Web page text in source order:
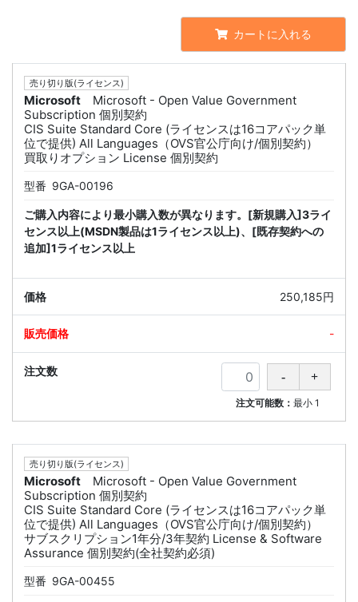
カートに入れる
売り切り版(ライセンス)
Microsoft
Microsoft - Open Value Government
Subscription 個別契約
CIS Suite Standard Core (ライセンスは16コアパック単
位で提供) All Languages（OVS官公庁向け/個別契約）
買取りオプション License 個別契約
型番 9GA-00196
ご購入内容により最小購入数が異なります。[新規購入]3ライ
センス以上(MSDN製品は1ライセンス以上)、[既存契約への
追加]1ライセンス以上
250,185円
-
注文可能数：最小 1
売り切り版(ライセンス)
Microsoft
Microsoft - Open Value Government
Subscription 個別契約
CIS Suite Standard Core (ライセンスは16コアパック単
位で提供) All Languages（OVS官公庁向け/個別契約）
サブスクリプション1年分/3年契約 License & Software
Assurance 個別契約(全社契約必須)
型番 9GA-00455